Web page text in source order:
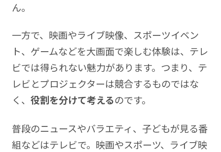
ん。
一方で、映画やライブ映像、スポーツイベン
ト、ゲームなどを大画面で楽しむ体験は、テレ
ビでは得られない魅力があります。つまり、テ
レビとプロジェクターは競合するものではな
く、 役割を分けて考えるのです。
普段のニュースやバラエティ、子どもが見る番
組などはテレビで。映画やスポーツ、ライブ映